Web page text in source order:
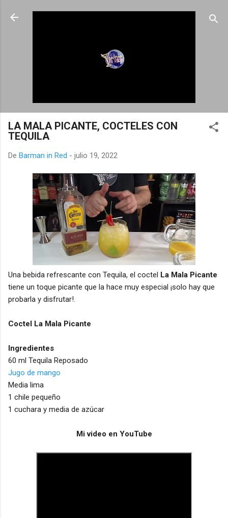
Ir al contenido principal
LA MALA PICANTE, COCTELES CON
TEQUILA
De Barman in Red - julio 19, 2022
Una bebida refrescante con Tequila, el coctel La Mala Picante
tiene un toque picante que la hace muy especial ¡solo hay que
probarla y disfrutar!.
Coctel La Mala Picante
Ingredientes
60 ml Tequila Reposado
Jugo de mango
Media lima
1 chile pequeño
1 cuchara y media de azúcar
Mi video en YouTube